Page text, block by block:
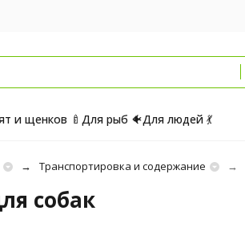
и щенков 🍼 Для рыб 🐠Для людей 💃
Транспортировка и содержание
собак